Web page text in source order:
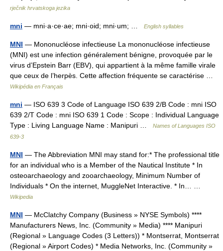
rječnik hrvatskoga jezika
mni — mni·a·ce·ae; mni·oid; mni·um; … English syllables
MNI — Mononucléose infectieuse La mononucléose infectieuse
(MNI) est une infection généralement bénigne, provoquée par le
virus d’Epstein Barr (EBV), qui appartient à la même famille virale
que ceux de l’herpès. Cette affection fréquente se caractérise …
Wikipédia en Français
mni — ISO 639 3 Code of Language ISO 639 2/B Code : mni ISO
639 2/T Code : mni ISO 639 1 Code : Scope : Individual Language
Type : Living Language Name : Manipuri …
Names of Languages ISO
639-3
MNI — The Abbreviation MNI may stand for:* The professional title
for an individual who is a Member of the Nautical Institute * In
osteoarchaeology and zooarchaeology, Minimum Number of
Individuals * On the internet, MuggleNet Interactive. * In… …
Wikipedia
MNI — McClatchy Company (Business » NYSE Symbols) ****
Manufacturers News, Inc. (Community » Media) **** Manipuri
(Regional » Language Codes (3 Letters)) * Montserrat, Montserrat
(Regional » Airport Codes) * Media Networks, Inc. (Community »